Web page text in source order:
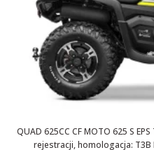
QUAD 625CC CF MOTO 625 S EPS
rejestracji, homologacja: T3B